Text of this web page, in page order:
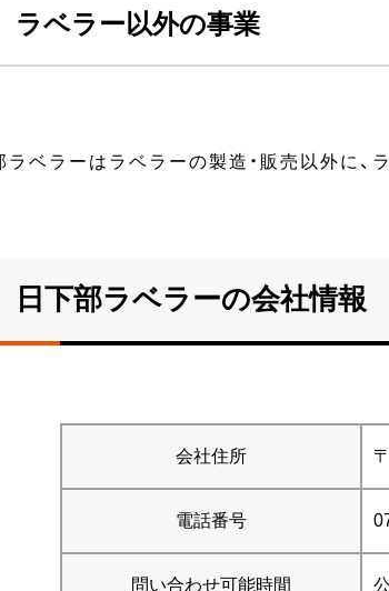
ラベラー以外の事業
ラベラーはラベラーの製造・販売以外に、
日下部ラベラーの会社情報
会社住所
電話番号
問い合わせ可能時間